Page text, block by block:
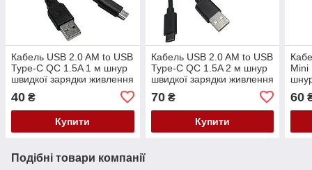
Кабель USB 2.0 AM to USB
Type-C QC 1.5A 1 м шнур
швидкої зарядки живлення
40 ₴
Купити
Кабель USB 2.0 AM to USB
Type-C QC 1.5A 2 м шнур
швидкої зарядки живлення
70₴
Купити
Mini
60
Подібні товари компанії